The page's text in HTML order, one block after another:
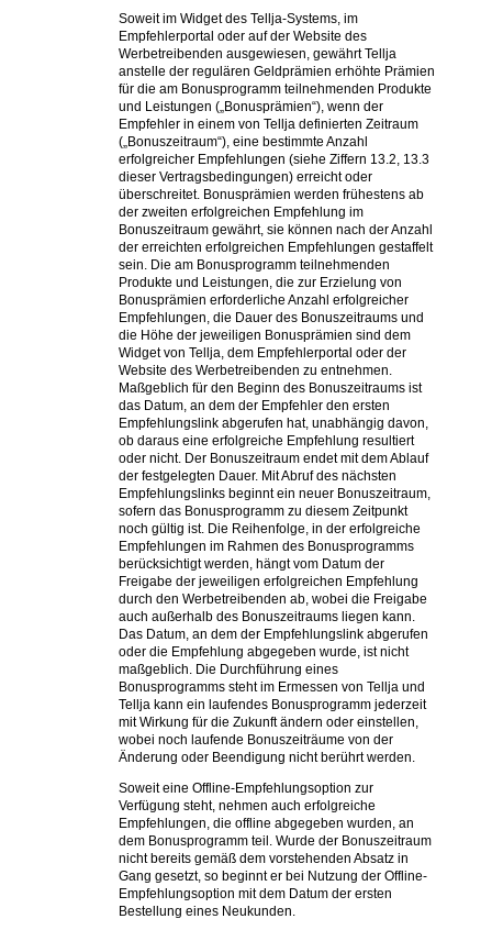
Soweit im Widget des Tellja-Systems, im
Empfehlerportal oder auf der Website des
Werbetreibenden ausgewiesen, gewährt Tellja
anstelle der regulären Geldprämien erhöhte Prämien
für die am Bonusprogramm teilnehmenden Produkte
und Leistungen („Bonusprämien“), wenn der
Empfehler in einem von Tellja definierten Zeitraum
(„Bonuszeitraum“), eine bestimmte Anzahl
erfolgreicher Empfehlungen (siehe Ziffern 13.2, 13.3
dieser Vertragsbedingungen) erreicht oder
überschreitet. Bonusprämien werden frühestens ab
der zweiten erfolgreichen Empfehlung im
Bonuszeitraum gewährt, sie können nach der Anzahl
der erreichten erfolgreichen Empfehlungen gestaffelt
sein. Die am Bonusprogramm teilnehmenden
Produkte und Leistungen, die zur Erzielung von
Bonusprämien erforderliche Anzahl erfolgreicher
Empfehlungen, die Dauer des Bonuszeitraums und
die Höhe der jeweiligen Bonusprämien sind dem
Widget von Tellja, dem Empfehlerportal oder der
Website des Werbetreibenden zu entnehmen.
Maßgeblich für den Beginn des Bonuszeitraums ist
das Datum, an dem der Empfehler den ersten
Empfehlungslink abgerufen hat, unabhängig davon,
ob daraus eine erfolgreiche Empfehlung resultiert
oder nicht. Der Bonuszeitraum endet mit dem Ablauf
der festgelegten Dauer. Mit Abruf des nächsten
Empfehlungslinks beginnt ein neuer Bonuszeitraum,
sofern das Bonusprogramm zu diesem Zeitpunkt
noch gültig ist. Die Reihenfolge, in der erfolgreiche
Empfehlungen im Rahmen des Bonusprogramms
berücksichtigt werden, hängt vom Datum der
Freigabe der jeweiligen erfolgreichen Empfehlung
durch den Werbetreibenden ab, wobei die Freigabe
auch außerhalb des Bonuszeitraums liegen kann.
Das Datum, an dem der Empfehlungslink abgerufen
oder die Empfehlung abgegeben wurde, ist nicht
maßgeblich. Die Durchführung eines
Bonusprogramms steht im Ermessen von Tellja und
Tellja kann ein laufendes Bonusprogramm jederzeit
mit Wirkung für die Zukunft ändern oder einstellen,
wobei noch laufende Bonuszeiträume von der
Änderung oder Beendigung nicht berührt werden.
Soweit eine Offline-Empfehlungsoption zur
Verfügung steht, nehmen auch erfolgreiche
Empfehlungen, die offline abgegeben wurden, an
dem Bonusprogramm teil. Wurde der Bonuszeitraum
nicht bereits gemäß dem vorstehenden Absatz in
Gang gesetzt, so beginnt er bei Nutzung der Offline-
Empfehlungsoption mit dem Datum der ersten
Bestellung eines Neukunden.